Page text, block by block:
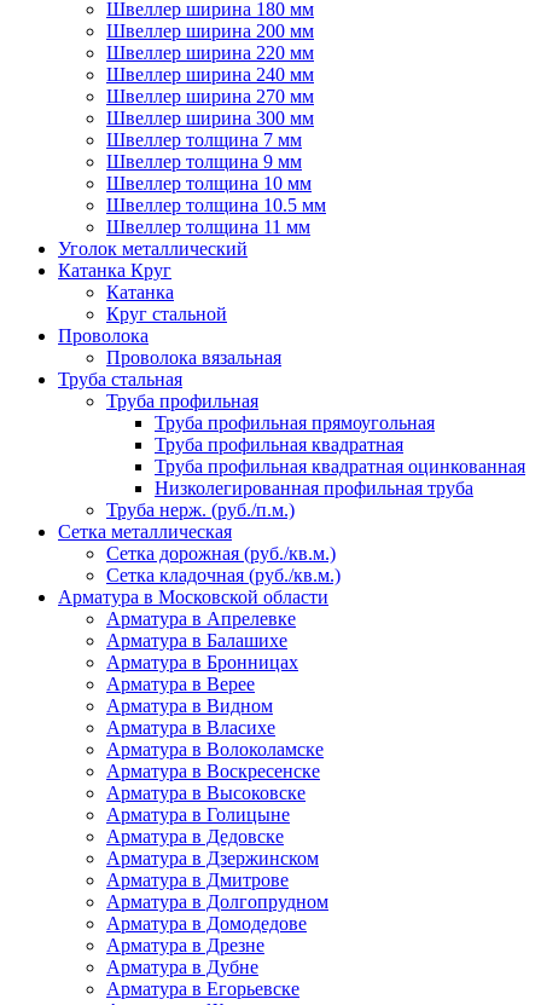
Швеллер ширина 180 мм
Швеллер ширина 200 мм
Швеллер ширина 220 мм
Швеллер ширина 240 мм
Швеллер ширина 270 мм
Швеллер ширина 300 мм
Швеллер толщина 7 мм
Швеллер толщина 9 мм
Швеллер толщина 10 мм
Швеллер толщина 10.5 мм
Швеллер толщина 11 мм
Уголок металлический
Катанка Круг
Катанка
Круг стальной
Проволока
Проволока вязальная
Труба стальная
Труба профильная
Труба профильная прямоугольная
Труба профильная квадратная
Труба профильная квадратная оцинкованная
Низколегированная профильная труба
Труба нерж. (руб./п.м.)
Сетка металлическая
Сетка дорожная (руб./кв.м.)
Сетка кладочная (руб./кв.м.)
Арматура в Московской области
Арматура в Апрелевке
Арматура в Балашихе
Арматура в Бронницах
Арматура в Верее
Арматура в Видном
Арматура в Власихе
Арматура в Волоколамске
Арматура в Воскресенске
Арматура в Высоковске
Арматура в Голицыне
Арматура в Дедовске
Арматура в Дзержинском
Арматура в Дмитрове
Арматура в Долгопрудном
Арматура в Домодедове
Арматура в Дрезне
Арматура в Дубне
Арматура в Егорьевске